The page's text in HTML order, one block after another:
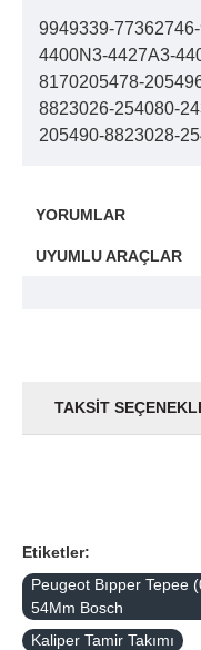
9949339-
4400N3-4427A3-
8170205478-
8823026-254080-
205490-8823028-
YORUMLAR
UYUMLU ARAÇLAR
TAKSIT
Etiketler:
Peugeot Bıpper Tepee
54Mm Bosch
Kaliper Tamir Takımı